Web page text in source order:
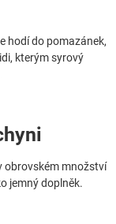
hodí do pomazánek,
kterým syrový
obrovském množství
jemný doplněk.